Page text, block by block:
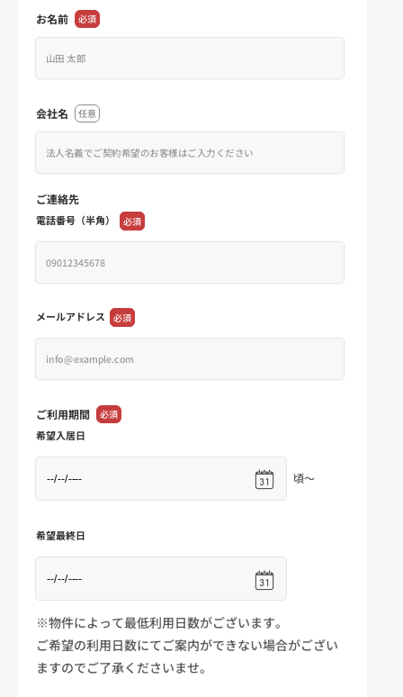
お名前 必須
会社名 任意
ご連絡先
電話番号（半角） 必須
メールアドレス 必須
ご利用期間 必須
希望入居日
頃～
希望最終日
※物件によって最低利用日数がございます。
ご希望の利用日数にてご案内ができない場合がござい
ますのでご了承くださいませ。